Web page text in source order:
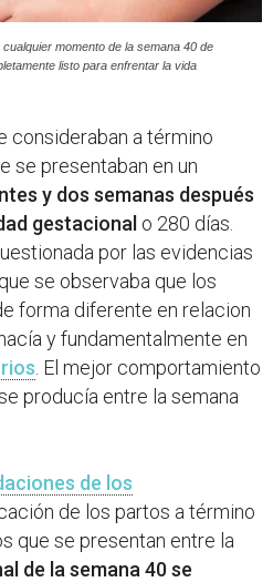
momento de la semana 40 de
listo para enfrentar la vida
consideraban a término
se presentaban en un
y dos semanas después
gestacional o 280 días.
por las evidencias
se observaba que los
forma diferente en relacion
y fundamentalmente en
. El mejor comportamiento
producía entre la semana
de los
de los partos a término
que se presentan entre la
de la semana 40 se